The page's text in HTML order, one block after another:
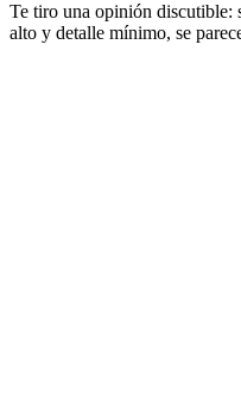
Te tiro una opinión discutible:
alto y detalle mínimo, se